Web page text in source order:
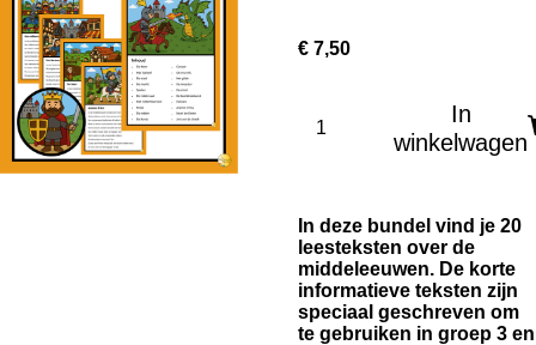
€ 7,50
In
winkelwagen
In deze bundel vind je 20
leesteksten over de
middeleeuwen. De korte
informatieve teksten zijn
speciaal geschreven om
te gebruiken in groep 3 en